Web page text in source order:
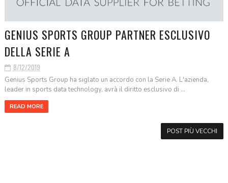
GENIUS SPORTS GROUP PARTNER ESCLUSIVO
DELLA SERIE A
8/12/2019
Genius Sports Group ha siglato un accordo con la Serie A. L'azienda,
leader in sports data technology, avrà il diritto esclusivo di ...
READ MORE
POST PIÙ VECCHI